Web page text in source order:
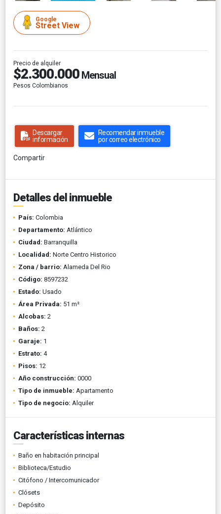
Google
Street View
Precio de alquiler
$2.300.000 Mensual
Pesos Colombianos
Descargar
información
Recomendar inmueble
por correo electrónico
Compartir
Detalles del inmueble
País: Colombia
Departamento: Atlántico
Ciudad: Barranquilla
Localidad: Norte Centro Historico
Zona / barrio: Alameda Del Rio
Código: 8597232
Estado: Usado
Área Privada: 51 m²
Alcobas: 2
Baños: 2
Garaje: 1
Estrato: 4
Pisos: 12
Año construcción: 0000
Tipo de inmueble: Apartamento
Tipo de negocio: Alquiler
Características internas
Baño en habitación principal
Biblioteca/Estudio
Citófono / Intercomunicador
Clósets
Depósito